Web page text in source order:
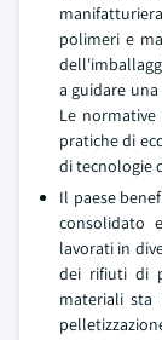
polimeri e
a guidare
Le
pratiche di
di tecnologie
Il paese
consolidato
lavorati in
dei rifiuti di
materiali sta